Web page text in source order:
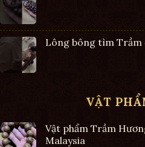
Lông bông tìm
VẬT
Vật phẩm Trầm
Malaysia